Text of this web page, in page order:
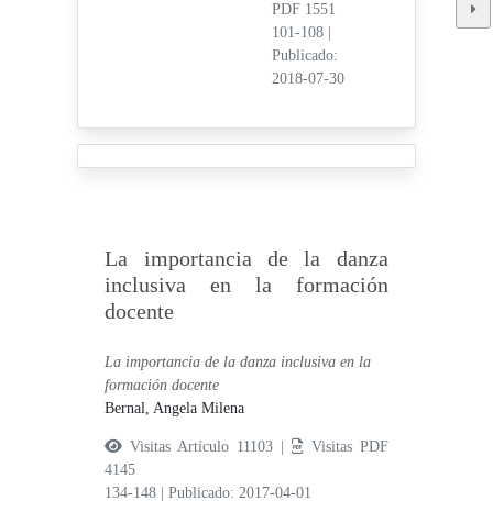
PDF 1551
101-108
Publicado:
2018-07-30
La importancia de la danza
inclusiva en la formación
docente
La importancia de la danza inclusiva en la
formación docente
Bernal, Angela Milena
Visitas Artículo 11103 |
Visitas PDF
4145
134-148
|Publicado: 2017-04-01